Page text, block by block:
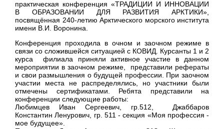
практическая конференция «ТРАДИЦИИ И ИННОВАЦИИ
В ОБРАЗОВАНИИ ДЛЯ РАЗВИТИЯ АРКТИКИ»,
посвящённая 240-летию Арктического морского института
имени В.И. Воронина.
Конференция проходила в очном и заочном режиме в
связи со сложившейся ситуацией с КОВИД. Курсанты 1 и 2
курса филиала приняли активное участие в данном
мероприятии в заочном режиме, представили рефераты
и свои размышления о будущей профессии. При заочном
участии места не распределялись, но участники были
отмечены сертификатами. Ребята представили на
конференции следующие работы:
Любимцев Иван Сергеевич, гр.512, Джаббаров
Константин Ленурович, гр. 511 - секция «Моя профессия -
мое будущее»